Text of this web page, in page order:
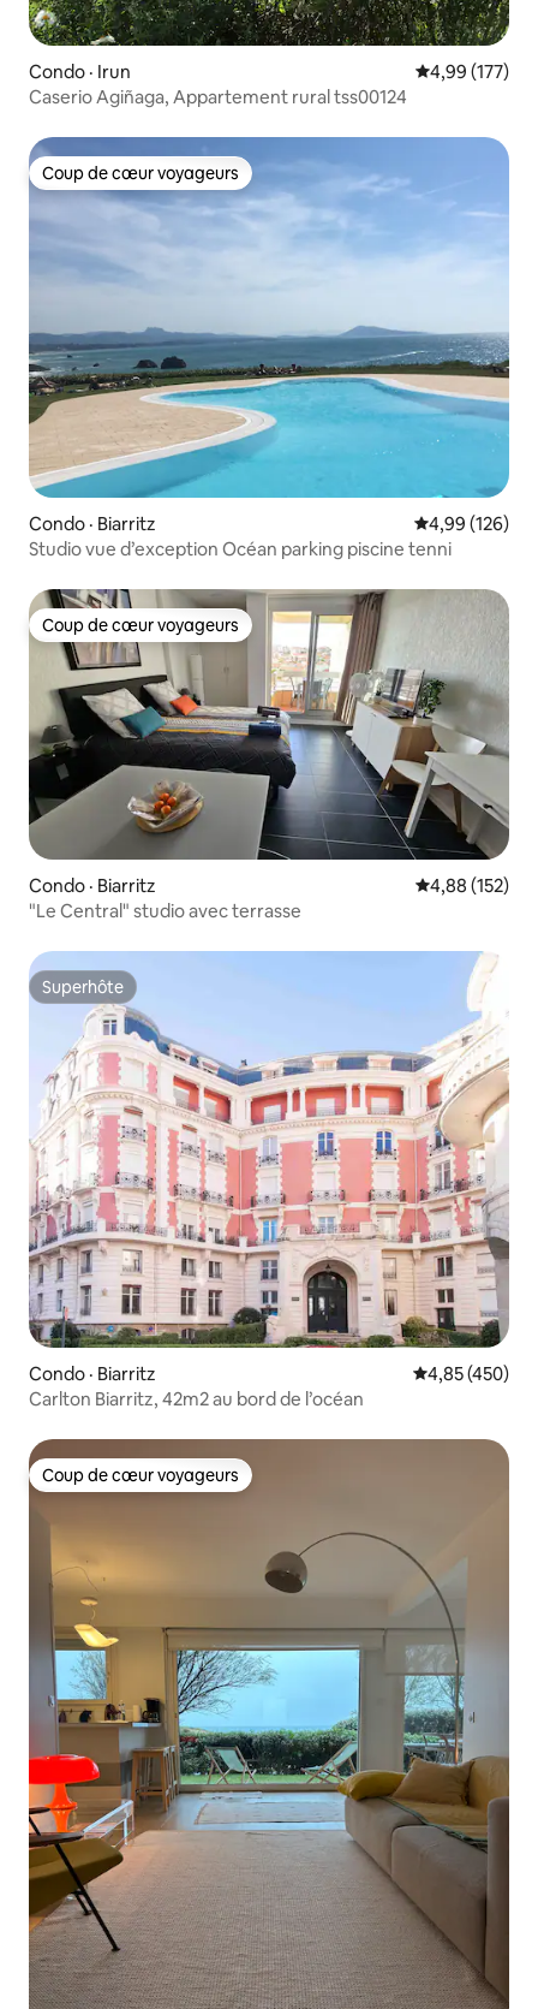
Condo · Irun Note
4,99 (177)
Caserio Agiñaga, Appartement rural tss00124
Coup de cœur voyageurs
Coup de cœur voyageurs
Condo · Biarritz Note
4,99 (126)
Studio vue d’exception Océan parking piscine tenni
Coup de cœur voyageurs
Coup de cœur voyageurs
Condo · Biarritz Note
4,88 (152)
"Le Central" studio avec terrasse
Superhôte
Superhôte
Condo · Biarritz Note
4,85 (450)
Carlton Biarritz, 42m2 au bord de l’océan
Coup de cœur voyageurs
Coup de cœur voyageurs